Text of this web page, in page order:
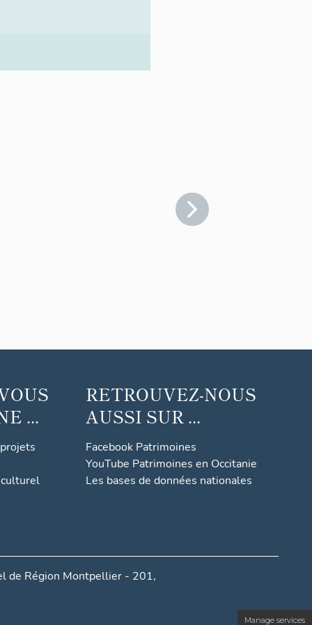
...
RETROUVEZ-NOUS
AUSSI SUR ...
Facebook Patrimoines
YouTube Patrimoines en Occitanie
Les bases de données nationales
de Région Montpellier - 201,
Manage services